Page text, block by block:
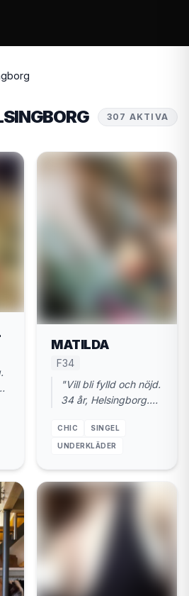
307 AKTIVA
MATILDA
F34
"Vill bli fylld och nöjd.
34 år, Helsingborg.
kontaktannonser,
bara action."
CHIC SINGEL
UNDERKLÄDER